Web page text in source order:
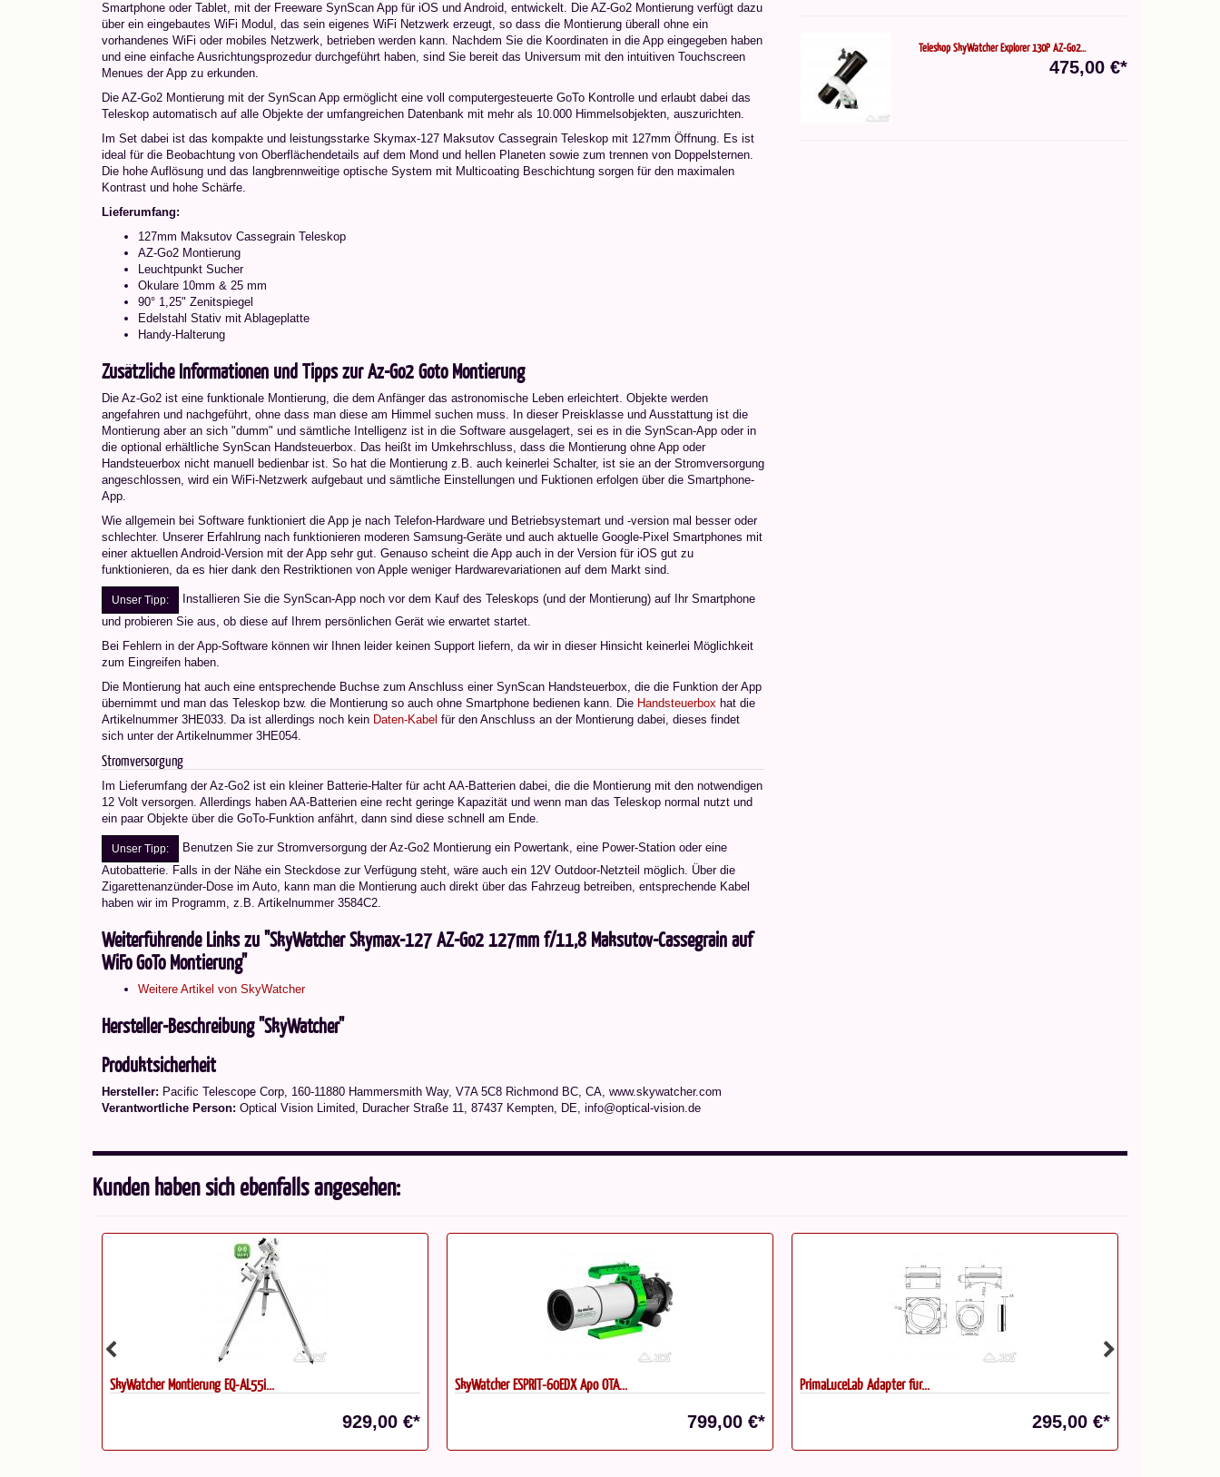
Smartphone oder Tablet, mit der Freeware SynScan App für iOS und Android, entwickelt. Die AZ-Go2 Montierung verfügt dazu
über ein eingebautes WiFi Modul, das sein eigenes WiFi Netzwerk erzeugt, so dass die Montierung überall ohne ein
vorhandenes WiFi oder mobiles Netzwerk, betrieben werden kann. Nachdem Sie die Koordinaten in die App eingegeben haben
und eine einfache Ausrichtungsprozedur durchgeführt haben, sind Sie bereit das Universum mit den intuitiven Touchscreen
Menues der App zu erkunden.
Die AZ-Go2 Montierung mit der SynScan App ermöglicht eine voll computergesteuerte GoTo Kontrolle und erlaubt dabei das
Teleskop automatisch auf alle Objekte der umfangreichen Datenbank mit mehr als 10.000 Himmelsobjekten, auszurichten.
Im Set dabei ist das kompakte und leistungsstarke Skymax-127 Maksutov Cassegrain Teleskop mit 127mm Öffnung. Es ist
ideal für die Beobachtung von Oberflächendetails auf dem Mond und hellen Planeten sowie zum trennen von Doppelsternen.
Die hohe Auflösung und das langbrennweitige optische System mit Multicoating Beschichtung sorgen für den maximalen
Kontrast und hohe Schärfe.
Lieferumfang:
127mm Maksutov Cassegrain Teleskop
AZ-Go2 Montierung
Leuchtpunkt Sucher
Okulare 10mm & 25 mm
90° 1,25" Zenitspiegel
Edelstahl Stativ mit Ablageplatte
Handy-Halterung
Zusätzliche Informationen und Tipps zur Az-Go2 Goto Montierung
Die Az-Go2 ist eine funktionale Montierung, die dem Anfänger das astronomische Leben erleichtert. Objekte werden
angefahren und nachgeführt, ohne dass man diese am Himmel suchen muss. In dieser Preisklasse und Ausstattung ist die
Montierung aber an sich "dumm" und sämtliche Intelligenz ist in die Software ausgelagert, sei es in die SynScan-App oder in
die optional erhältliche SynScan Handsteuerbox. Das heißt im Umkehrschluss, dass die Montierung ohne App oder
Handsteuerbox nicht manuell bedienbar ist. So hat die Montierung z.B. auch keinerlei Schalter, ist sie an der Stromversorgung
angeschlossen, wird ein WiFi-Netzwerk aufgebaut und sämtliche Einstellungen und Fuktionen erfolgen über die Smartphone-
App.
Wie allgemein bei Software funktioniert die App je nach Telefon-Hardware und Betriebsystemart und -version mal besser oder
schlechter. Unserer Erfahlrung nach funktionieren moderen Samsung-Geräte und auch aktuelle Google-Pixel Smartphones mit
einer aktuellen Android-Version mit der App sehr gut. Genauso scheint die App auch in der Version für iOS gut zu
funktionieren, da es hier dank den Restriktionen von Apple weniger Hardwarevariationen auf dem Markt sind.
Unser Tipp:
Installieren Sie die SynScan-App noch vor dem Kauf des Teleskops (und der Montierung) auf Ihr Smartphone
und probieren Sie aus, ob diese auf Ihrem persönlichen Gerät wie erwartet startet.
Bei Fehlern in der App-Software können wir Ihnen leider keinen Support liefern, da wir in dieser Hinsicht keinerlei Möglichkeit
zum Eingreifen haben.
Die Montierung hat auch eine entsprechende Buchse zum Anschluss einer SynScan Handsteuerbox, die die Funktion der App
übernimmt und man das Teleskop bzw. die Montierung so auch ohne Smartphone bedienen kann. Die Handsteuerbox hat die
Artikelnummer 3HE033. Da ist allerdings noch kein Daten-Kabel für den Anschluss an der Montierung dabei, dieses findet
sich unter der Artikelnummer 3HE054.
Stromversorgung
Im Lieferumfang der Az-Go2 ist ein kleiner Batterie-Halter für acht AA-Batterien dabei, die die Montierung mit den notwendigen
12 Volt versorgen. Allerdings haben AA-Batterien eine recht geringe Kapazität und wenn man das Teleskop normal nutzt und
ein paar Objekte über die GoTo-Funktion anfährt, dann sind diese schnell am Ende.
Unser Tipp:
Benutzen Sie zur Stromversorgung der Az-Go2 Montierung ein Powertank, eine Power-Station oder eine
Autobatterie. Falls in der Nähe ein Steckdose zur Verfügung steht, wäre auch ein 12V Outdoor-Netzteil möglich. Über die
Zigarettenanzünder-Dose im Auto, kann man die Montierung auch direkt über das Fahrzeug betreiben, entsprechende Kabel
haben wir im Programm, z.B. Artikelnummer 3584C2.
Weiterführende Links zu "SkyWatcher Skymax-127 AZ-Go2 127mm f/11,8 Maksutov-Cassegrain auf
WiFo GoTo Montierung"
Weitere Artikel von SkyWatcher
Hersteller-Beschreibung "SkyWatcher"
Produktsicherheit
Hersteller: Pacific Telescope Corp, 160-11880 Hammersmith Way, V7A 5C8 Richmond BC, CA, www.skywatcher.com
Verantwortliche Person: Optical Vision Limited, Duracher Straße 11, 87437 Kempten, DE, info@optical-vision.de
Teleskop SkyWatcher Explorer 130P AZ-Go2...
475,00 €*
Kunden haben sich ebenfalls angesehen:
SkyWatcher Montierung EQ-AL55i...
929,00 €*
SkyWatcher ESPRIT-60EDX Apo OTA...
799,00 €*
PrimaLuceLab Adapter für...
295,00 €*